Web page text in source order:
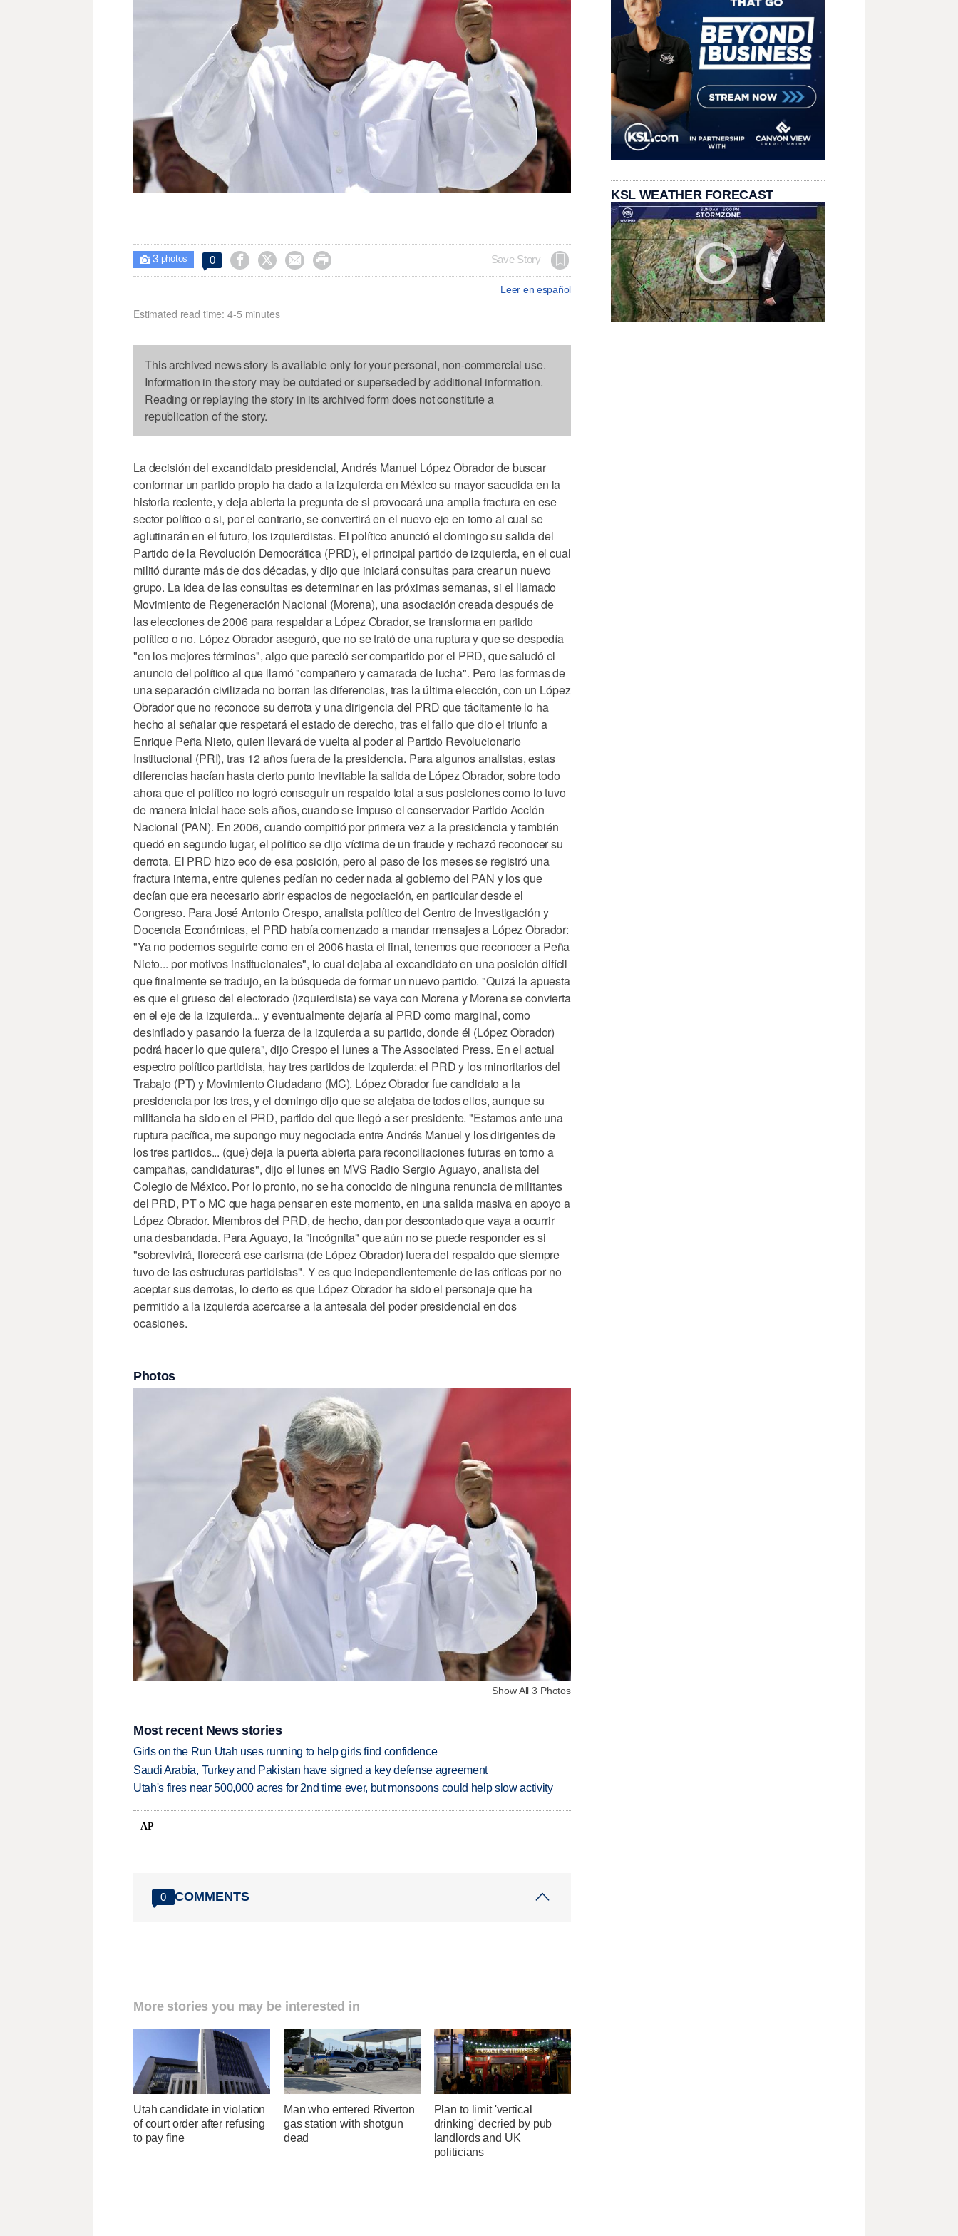
 3photos 0     Save Story
Leer en español
Estimated read time: 4-5 minutes
This archived news story is available only for your personal, non-commercial use.
Information in the story may be outdated or superseded by additional information.
Reading or replaying the story in its archived form does not constitute a
republication of the story.
La decisión del excandidato presidencial, Andrés Manuel López Obrador de buscar
conformar un partido propio ha dado a la izquierda en México su mayor sacudida en la
historia reciente, y deja abierta la pregunta de si provocará una amplia fractura en ese
sector político o si, por el contrario, se convertirá en el nuevo eje en torno al cual se
aglutinarán en el futuro, los izquierdistas. El político anunció el domingo su salida del
Partido de la Revolución Democrática (PRD), el principal partido de izquierda, en el cual
militó durante más de dos décadas, y dijo que iniciará consultas para crear un nuevo
grupo. La idea de las consultas es determinar en las próximas semanas, si el llamado
Movimiento de Regeneración Nacional (Morena), una asociación creada después de
las elecciones de 2006 para respaldar a López Obrador, se transforma en partido
político o no. López Obrador aseguró, que no se trató de una ruptura y que se despedía
"en los mejores términos", algo que pareció ser compartido por el PRD, que saludó el
anuncio del político al que llamó "compañero y camarada de lucha". Pero las formas de
una separación civilizada no borran las diferencias, tras la última elección, con un López
Obrador que no reconoce su derrota y una dirigencia del PRD que tácitamente lo ha
hecho al señalar que respetará el estado de derecho, tras el fallo que dio el triunfo a
Enrique Peña Nieto, quien llevará de vuelta al poder al Partido Revolucionario
Institucional (PRI), tras 12 años fuera de la presidencia. Para algunos analistas, estas
diferencias hacían hasta cierto punto inevitable la salida de López Obrador, sobre todo
ahora que el político no logró conseguir un respaldo total a sus posiciones como lo tuvo
de manera inicial hace seis años, cuando se impuso el conservador Partido Acción
Nacional (PAN). En 2006, cuando compitió por primera vez a la presidencia y también
quedó en segundo lugar, el político se dijo víctima de un fraude y rechazó reconocer su
derrota. El PRD hizo eco de esa posición, pero al paso de los meses se registró una
fractura interna, entre quienes pedían no ceder nada al gobierno del PAN y los que
decían que era necesario abrir espacios de negociación, en particular desde el
Congreso. Para José Antonio Crespo, analista político del Centro de Investigación y
Docencia Económicas, el PRD había comenzado a mandar mensajes a López Obrador:
"Ya no podemos seguirte como en el 2006 hasta el final, tenemos que reconocer a Peña
Nieto... por motivos institucionales", lo cual dejaba al excandidato en una posición difícil
que finalmente se tradujo, en la búsqueda de formar un nuevo partido. "Quizá la apuesta
es que el grueso del electorado (izquierdista) se vaya con Morena y Morena se convierta
en el eje de la izquierda... y eventualmente dejaría al PRD como marginal, como
desinflado y pasando la fuerza de la izquierda a su partido, donde él (López Obrador)
podrá hacer lo que quiera", dijo Crespo el lunes a The Associated Press. En el actual
espectro político partidista, hay tres partidos de izquierda: el PRD y los minoritarios del
Trabajo (PT) y Movimiento Ciudadano (MC). López Obrador fue candidato a la
presidencia por los tres, y el domingo dijo que se alejaba de todos ellos, aunque su
militancia ha sido en el PRD, partido del que llegó a ser presidente. "Estamos ante una
ruptura pacífica, me supongo muy negociada entre Andrés Manuel y los dirigentes de
los tres partidos... (que) deja la puerta abierta para reconciliaciones futuras en torno a
campañas, candidaturas", dijo el lunes en MVS Radio Sergio Aguayo, analista del
Colegio de México. Por lo pronto, no se ha conocido de ninguna renuncia de militantes
del PRD, PT o MC que haga pensar en este momento, en una salida masiva en apoyo a
López Obrador. Miembros del PRD, de hecho, dan por descontado que vaya a ocurrir
una desbandada. Para Aguayo, la "incógnita" que aún no se puede responder es si
"sobrevivirá, florecerá ese carisma (de López Obrador) fuera del respaldo que siempre
tuvo de las estructuras partidistas". Y es que independientemente de las críticas por no
aceptar sus derrotas, lo cierto es que López Obrador ha sido el personaje que ha
permitido a la izquierda acercarse a la antesala del poder presidencial en dos
ocasiones.
Photos
Show All 3 Photos
Most recent News stories
Girls on the Run Utah uses running to help girls find confidence
Saudi Arabia, Turkey and Pakistan have signed a key defense agreement
Utah's fires near 500,000 acres for 2nd time ever, but monsoons could help slow activity
AP
0 COMMENTS
More stories you may be interested in
Utah candidate in violation
of court order after refusing
to pay fine
Man who entered Riverton
gas station with shotgun
dead
Plan to limit 'vertical
drinking' decried by pub
landlords and UK
politicians
KSL WEATHER FORECAST